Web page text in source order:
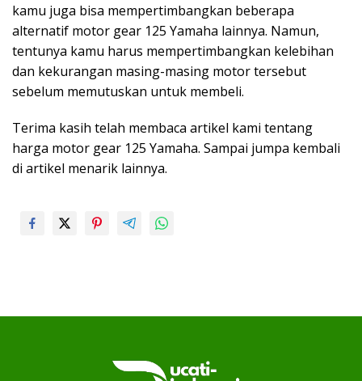
kamu juga bisa mempertimbangkan beberapa
alternatif motor gear 125 Yamaha lainnya. Namun,
tentunya kamu harus mempertimbangkan kelebihan
dan kekurangan masing-masing motor tersebut
sebelum memutuskan untuk membeli.
Terima kasih telah membaca artikel kami tentang
harga motor gear 125 Yamaha. Sampai jumpa kembali
di artikel menarik lainnya.